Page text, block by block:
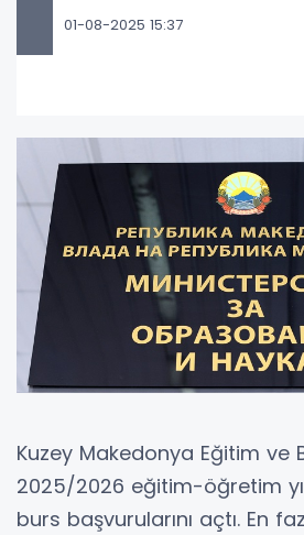
01-08-2025 15:37
Kuzey Makedonya Eğitim ve
2025/2026 eğitim-öğretim
burs başvurularını açtı. En